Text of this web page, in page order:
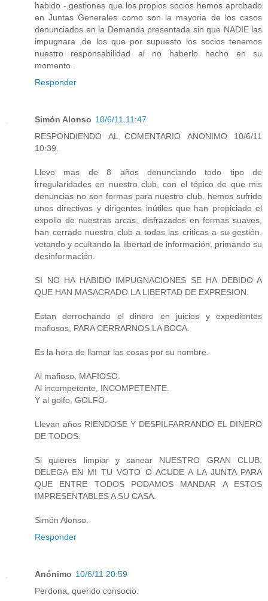
habido -,gestiones que los propios socios hemos aprobado
en Juntas Generales como son la mayoria de los casos
denunciados en la Demanda presentada sin que NADIE las
impugnara ,de los que por supuesto los socios tenemos
nuestro responsabilidad al no haberlo hecho en su
momento .
Responder
Simón Alonso 10/6/11 11:47
RESPONDIENDO AL COMENTARIO ANONIMO 10/6/11
10:39.
Llevo mas de 8 años denunciando todo tipo de
irregularidades en nuestro club, con el tópico de que mis
denuncias no son formas para nuestro club, hemos sufrido
unos directivos y dirigentes inútiles que han propiciado el
expolio de nuestras arcas, disfrazados en formas suaves,
han cerrado nuestro club a todas las criticas a su gestión,
vetando y ocultando la libertad de información, primando su
desinformación.
SI NO HA HABIDO IMPUGNACIONES SE HA DEBIDO A
QUE HAN MASACRADO LA LIBERTAD DE EXPRESION.
Estan derrochando el dinero en juicios y expedientes
mafiosos, PARA CERRARNOS LA BOCA.
Es la hora de llamar las cosas por su nombre.
Al mafioso, MAFIOSO.
Al incompetente, INCOMPETENTE.
Y al golfo, GOLFO.
Llevan años RIENDOSE Y DESPILFARRANDO EL DINERO
DE TODOS.
Si quieres limpiar y sanear NUESTRO GRAN CLUB,
DELEGA EN MI TU VOTO O ACUDE A LA JUNTA PARA
QUE ENTRE TODOS PODAMOS MANDAR A ESTOS
IMPRESENTABLES A SU CASA.
Simón Alonso.
Responder
Anónimo 10/6/11 20:59
Perdona, querido consocio.